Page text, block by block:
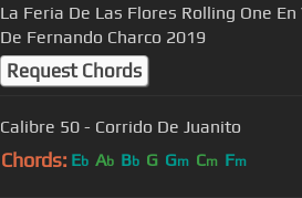
La Feria De Las Flores Rolling One
De Fernando Charco 2019
Request Chords
Calibre 50 - Corrido De Juanito
Chords: Eb Ab Bb G Gm Cm Fm